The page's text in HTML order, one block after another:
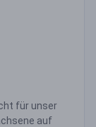
für unser
auf